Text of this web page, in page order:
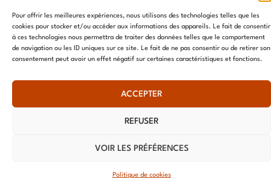
Pour offrir les meilleures expériences, nous utilisons des technologies telles que les
cookies pour stocker et/ou accéder aux informations des appareils. Le fait de consentir
à ces technologies nous permettra de traiter des données telles que le comportement
de navigation ou les ID uniques sur ce site. Le fait de ne pas consentir ou de retirer son
consentement peut avoir un effet négatif sur certaines caractéristiques et fonctions.
ACCEPTER
REFUSER
VOIR LES PRÉFÉRENCES
Politique de cookies
7 rue des
écoles
34790
© AME 2024, tous droits réservés